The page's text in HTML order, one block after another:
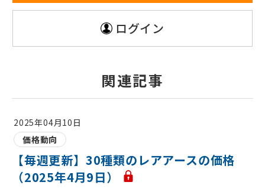
ログイン
関連記事
2025年04月10日
価格動向
【毎週更新】30種類のレアアースの価格
（2025年4月9日）